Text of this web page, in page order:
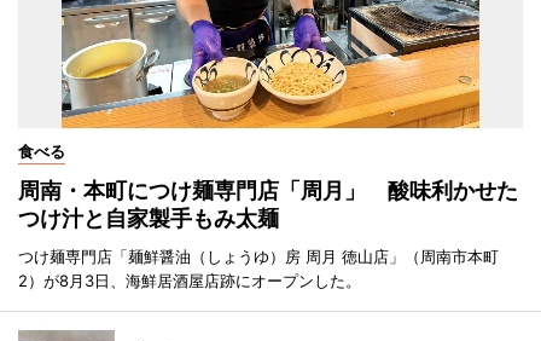
食べる
周南・本町につけ麺専門店「周月」 酸味利かせた
つけ汁と自家製手もみ太麺
つけ麺専門店「麺鮮醤油（しょうゆ）房 周月 徳山店」（周南市本町
2）が8月3日、海鮮居酒屋店跡にオープンした。